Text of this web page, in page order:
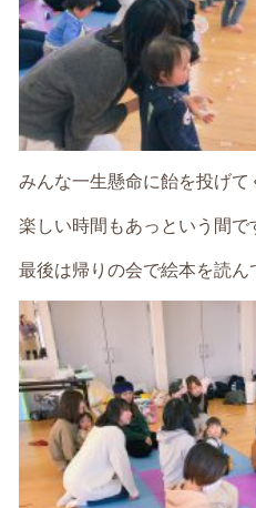
みんな一生懸命に飴を投げて
楽しい時間もあっという間で
最後は帰りの会で絵本を読ん